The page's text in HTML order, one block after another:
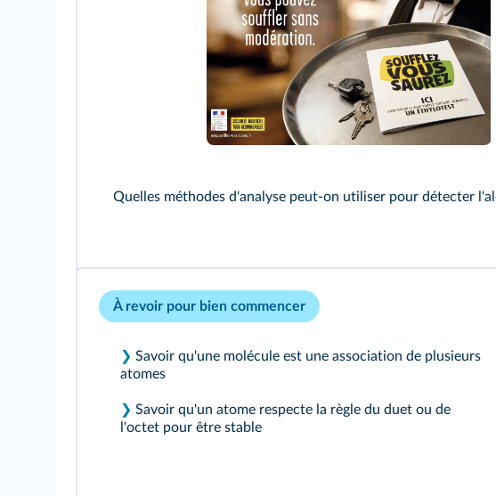
Quelles méthodes d'analyse peut‑on utiliser pour détecter
À revoir pour bien commencer
❯ Savoir qu'une molécule est une association de plusieurs
atomes
❯ Savoir qu'un atome respecte la règle du duet ou de
l'octet pour être stable